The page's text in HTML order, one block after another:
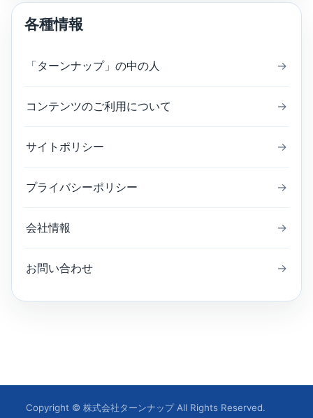
各種情報
「ターンナップ」の中の人 →
コンテンツのご利用について →
サイトポリシー →
プライバシーポリシー →
会社情報 →
お問い合わせ →
Copyright © 株式会社ターンナップ All Rights Reserved.